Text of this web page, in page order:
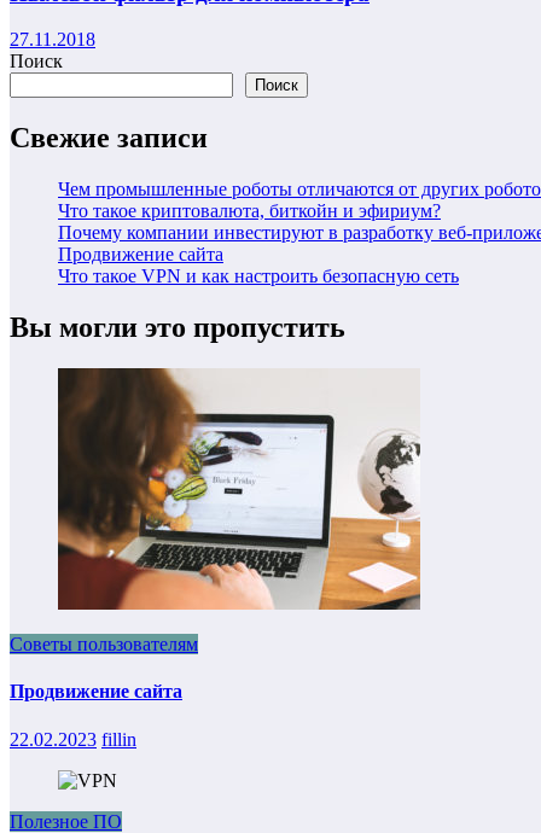
27.11.2018
Поиск
Поиск
Свежие записи
Чем промышленные роботы отличаются от других
Что такое криптовалюта, биткойн и эфириум?
Почему компании инвестируют в разработку веб-
Продвижение сайта
Что такое VPN и как настроить безопасную сеть
Вы могли это пропустить
Советы пользователям
Продвижение сайта
22.02.2023 fillin
Полезное ПО